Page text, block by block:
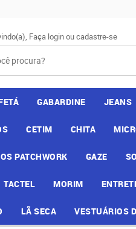
Faça loginoucadastre-se
GABARDINE JEANS
CETIM CHITA
PATCHWORK GAZE
TACTEL MORIM
LÃ SECA VESTUÁRIOS